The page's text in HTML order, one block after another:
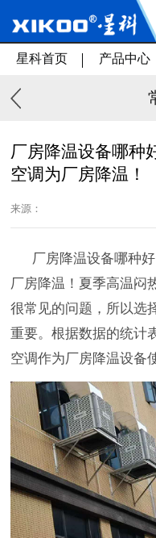
星科首页 产品中心
厂房降温设备哪种
空调为厂房降温！
来源：
厂房降温设备哪种
厂房降温！夏季高温闷
很常见的问题，所以选
重要。根据数据的统计
空调作为厂房降温设备